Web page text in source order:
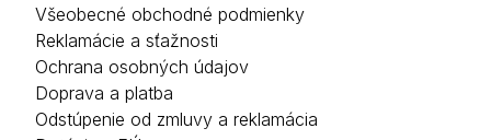
Všeobecné obchodné podmienky
Reklamácie a sťažnosti
Ochrana osobných údajov
Doprava a platba
Odstúpenie od zmluvy a reklamácia